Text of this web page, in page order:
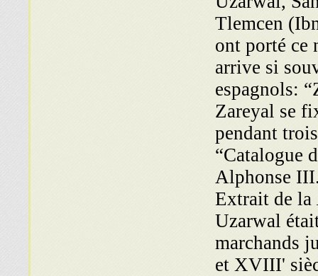
Tlemcen
ont porté ce
arrive si
espagnols:
Zareyal se
pendant
“Catalogue
Alphonse
Extrait de la
Uzarwal
marchands
et XVIII'